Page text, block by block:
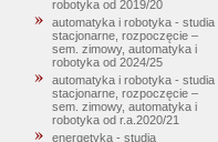
robotyka od 2019/20
automatyka i robotyka - studia
stacjonarne, rozpoczęcie –
sem. zimowy, automatyka i
robotyka od 2024/25
automatyka i robotyka - studia
stacjonarne, rozpoczęcie –
sem. zimowy, automatyka i
robotyka od r.a.2020/21
energetyka - studia